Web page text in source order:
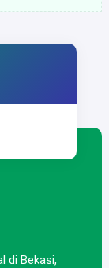
di Bekasi,